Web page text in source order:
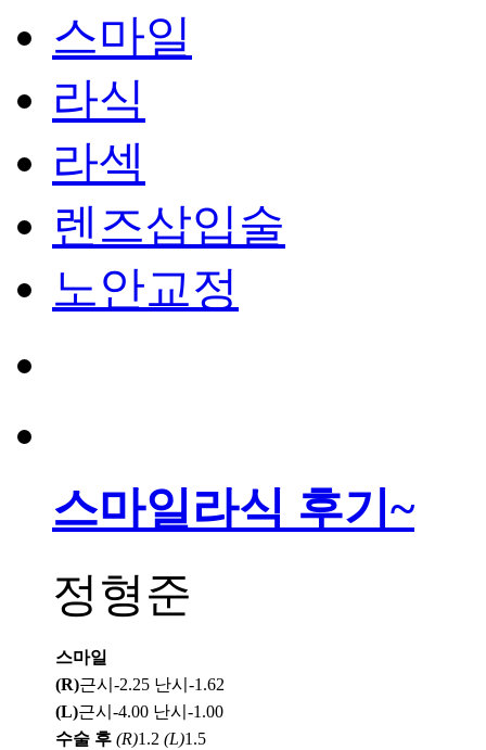
스마일
라식
라섹
렌즈삽입술
노안교정
스마일라식 후기~
정형준
스마일
(R)근시-2.25 난시-1.62
(L)근시-4.00 난시-1.00
수술 후 (R)1.2 (L)1.5